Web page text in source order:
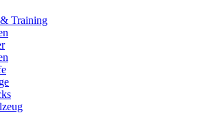
Training